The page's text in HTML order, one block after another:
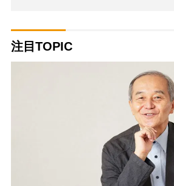
注目TOPIC